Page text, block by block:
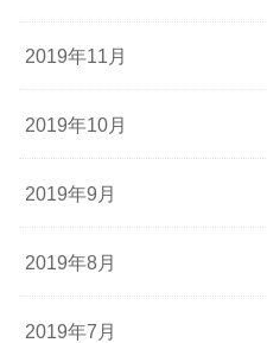
2019年11月
2019年10月
2019年9月
2019年8月
2019年7月